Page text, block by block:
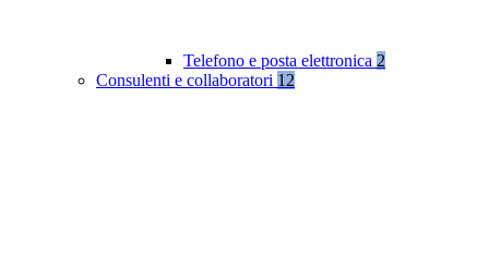
Telefono e posta elettronica 2
Consulenti e collaboratori 12